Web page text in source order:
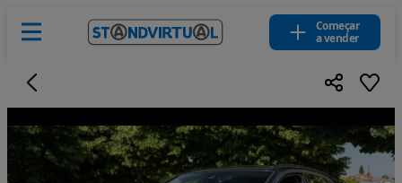
Começar
a vender